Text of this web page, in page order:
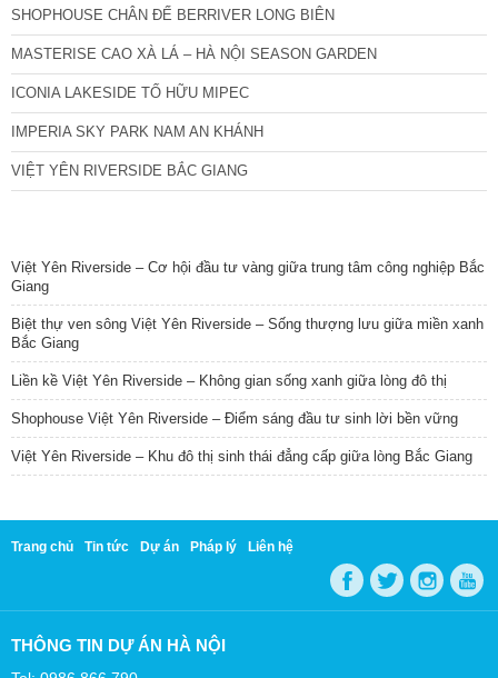
SHOPHOUSE CHÂN ĐẾ BERRIVER LONG BIÊN
MASTERISE CAO XÀ LÁ – HÀ NỘI SEASON GARDEN
ICONIA LAKESIDE TỐ HỮU MIPEC
IMPERIA SKY PARK NAM AN KHÁNH
VIỆT YÊN RIVERSIDE BẮC GIANG
Việt Yên Riverside – Cơ hội đầu tư vàng giữa trung tâm công nghiệp Bắc
Giang
Biệt thự ven sông Việt Yên Riverside – Sống thượng lưu giữa miền xanh
Bắc Giang
Liền kề Việt Yên Riverside – Không gian sống xanh giữa lòng đô thị
Shophouse Việt Yên Riverside – Điểm sáng đầu tư sinh lời bền vững
Việt Yên Riverside – Khu đô thị sinh thái đẳng cấp giữa lòng Bắc Giang
Trang chủ Tin tức Dự án Pháp lý Liên hệ
THÔNG TIN DỰ ÁN HÀ NỘI